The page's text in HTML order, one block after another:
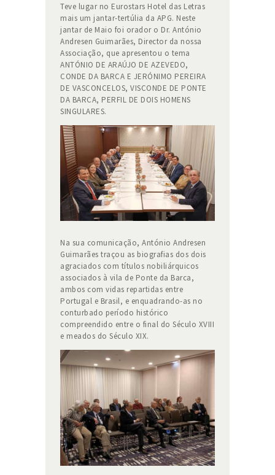
Teve lugar no Eurostars Hotel das Letras
mais um jantar-tertúlia da APG. Neste
jantar de Maio foi orador o Dr. António
Andresen Guimarães, Director da nossa
Associação, que apresentou o tema
ANTÓNIO DE ARAÚJO DE AZEVEDO,
CONDE DA BARCA E JERÓNIMO PEREIRA
DE VASCONCELOS, VISCONDE DE PONTE
DA BARCA, PERFIL DE DOIS HOMENS
SINGULARES.
Na sua comunicação, António Andresen
Guimarães traçou as biografias dos dois
agraciados com títulos nobiliárquicos
associados à vila de Ponte da Barca,
ambos com vidas repartidas entre
Portugal e Brasil, e enquadrando-as no
conturbado período histórico
compreendido entre o final do Século XVIII
e meados do Século XIX.